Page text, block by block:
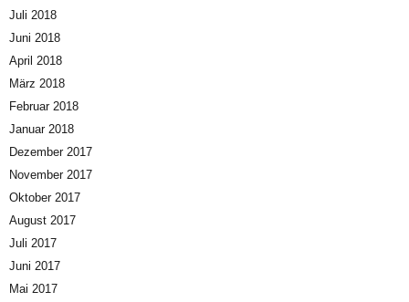
Juli 2018
Juni 2018
April 2018
März 2018
Februar 2018
Januar 2018
Dezember 2017
November 2017
Oktober 2017
August 2017
Juli 2017
Juni 2017
Mai 2017